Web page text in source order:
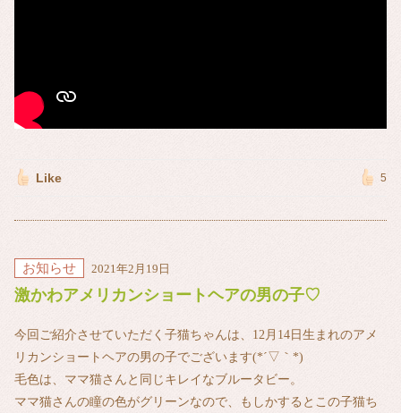
Like 5
お知らせ 2021年2月19日
激かわアメリカンショートヘアの男の子♡
今回ご紹介させていただく子猫ちゃんは、12月14日生まれのアメ
リカンショートヘアの男の子でございます(*´▽｀*)
毛色は、ママ猫さんと同じキレイなブルータビー。
ママ猫さんの瞳の色がグリーンなので、もしかするとこの子猫ち